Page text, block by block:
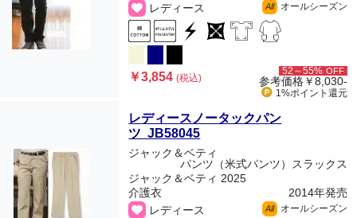
レディース
All オールシーズン
￥3,854(税込)
52～55% OFF
参考価格￥8,030-
1%ポイント 還元
レディースノータックパン
ツ JB58045
ジャック＆ベティ
パンツ（米式パンツ）スラックス
ジャック＆ベティ 2025
介護衣
2014年発売
レディース
All オールシーズン